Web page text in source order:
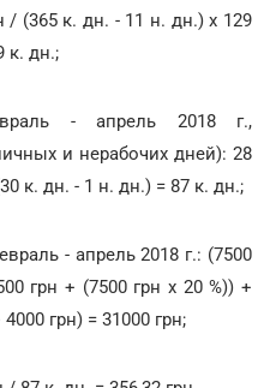
/ (365 к. дн. - 11 н. дн.) х 129
к. дн.;
- апрель 2018 г.,
и нерабочих дней): 28
к. дн. - 1 н. дн.) = 87 к. дн.;
- апрель 2018 г.: (7500
грн + (7500 грн х 20 %)) +
грн) = 31000 грн;